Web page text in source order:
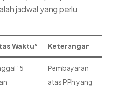
jadwal yang perlu
Waktu* Keterangan
15
Pembayaran
atas PPh yang